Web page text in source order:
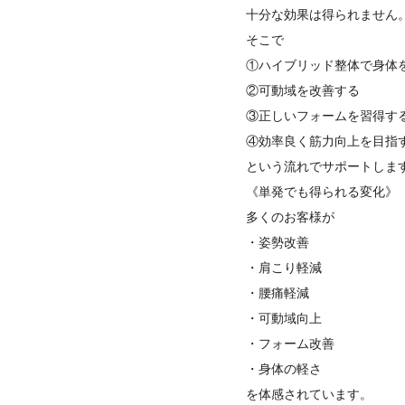
十分な効果は得られません。
そこで
①ハイブリッド整体で身体
②可動域を改善する
③正しいフォームを習得す
④効率良く筋力向上を目指
という流れでサポートしま
《単発でも得られる変化》
多くのお客様が
・姿勢改善
・肩こり軽減
・腰痛軽減
・可動域向上
・フォーム改善
・身体の軽さ
を体感されています。